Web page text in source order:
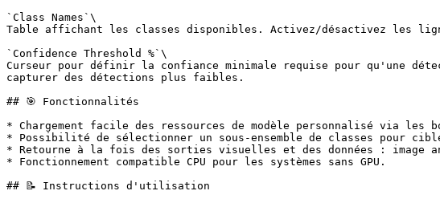
`Class Names`\
Table affichant les classes disponibles. Activez/désactivez les
`Confidence Threshold %`\
Curseur pour définir la confiance minimale requise pour qu'une
capturer des détections plus faibles.
## 🎯 Fonctionnalités
* Chargement facile des ressources de modèle personnalisé via les
* Possibilité de sélectionner un sous-ensemble de classes pour
* Retourne à la fois des sorties visuelles et des données :
* Fonctionnement compatible CPU pour les systèmes sans GPU.
## 📝 Instructions d'utilisation